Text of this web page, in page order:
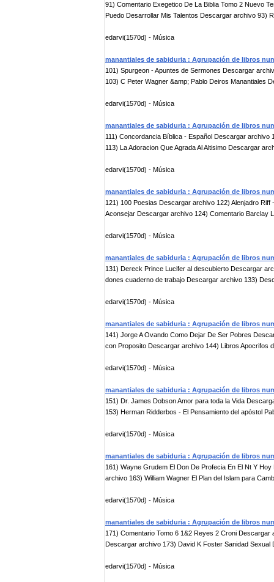
91) Comentario Exegetico De La Biblia Tomo 2 Nuevo
Puedo Desarrollar Mis Talentos Descargar archivo 93)
edarvi(1570d) - Música
manantiales de sabiduria : Agrupación de libros
101) Spurgeon - Apuntes de Sermones Descargar
103) C Peter Wagner &amp; Pablo Deiros Manantiales
edarvi(1570d) - Música
manantiales de sabiduria : Agrupación de libros
111) Concordancia Bíblica - Español Descargar
113) La Adoracion Que Agrada Al Altisimo Descargar
edarvi(1570d) - Música
manantiales de sabiduria : Agrupación de libros
121) 100 Poesias Descargar archivo 122) Alenjadro
Aconsejar Descargar archivo 124) Comentario Barclay
edarvi(1570d) - Música
manantiales de sabiduria : Agrupación de libros
131) Dereck Prince Lucifer al descubierto Descargar
dones cuaderno de trabajo Descargar archivo 133)
edarvi(1570d) - Música
manantiales de sabiduria : Agrupación de libros
141) Jorge A Ovando Como Dejar De Ser Pobres
con Proposito Descargar archivo 144) Libros Apocrifos
edarvi(1570d) - Música
manantiales de sabiduria : Agrupación de libros
151) Dr. James Dobson Amor para toda la Vida
153) Herman Ridderbos - El Pensamiento del apóstol
edarvi(1570d) - Música
manantiales de sabiduria : Agrupación de libros
161) Wayne Grudem El Don De Profecia En El Nt Y
archivo 163) William Wagner El Plan del Islam para
edarvi(1570d) - Música
manantiales de sabiduria : Agrupación de libros
171) Comentario Tomo 6 1&2 Reyes 2 Croni
Descargar archivo 173) David K Foster Sanidad Sexual
edarvi(1570d) - Música